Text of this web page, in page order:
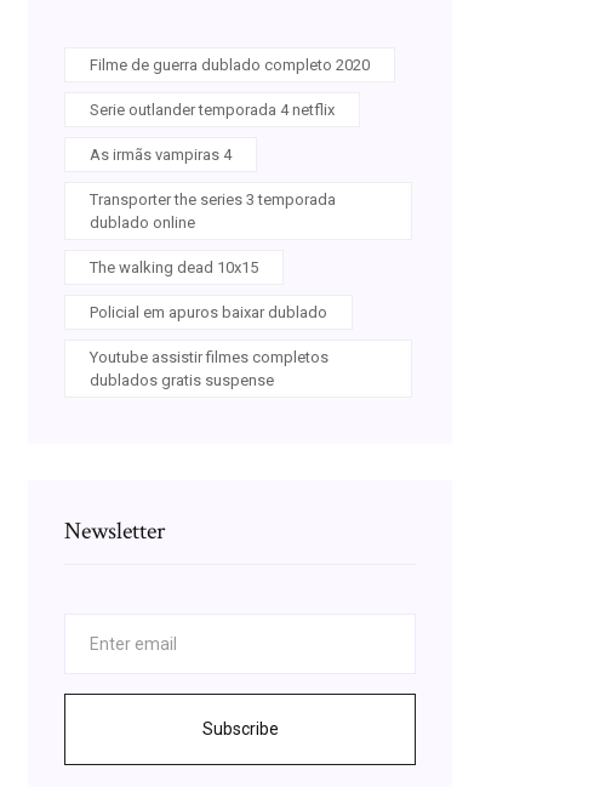
Filme de guerra dublado completo 2020
Serie outlander temporada 4 netflix
As irmãs vampiras 4
Transporter the series 3 temporada
dublado online
The walking dead 10x15
Policial em apuros baixar dublado
Youtube assistir filmes completos
dublados gratis suspense
Newsletter
Subscribe